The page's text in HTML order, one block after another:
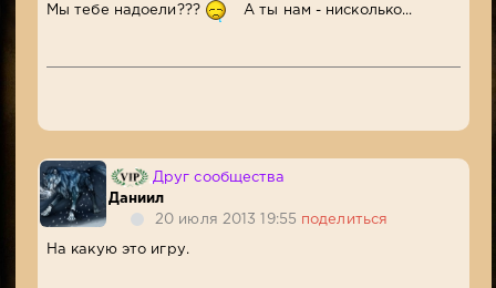
Мы тебе надоели??? А ты нам - нисколько...
Друг сообщества
Даниил
20 июля 2013 19:55 поделиться
На какую это игру.